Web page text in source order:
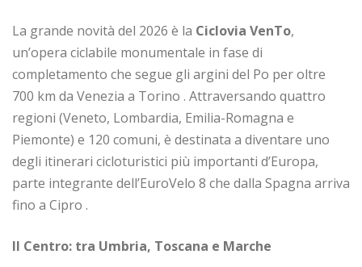
La grande novità del 2026 è la Ciclovia VenTo,
un’opera ciclabile monumentale in fase di
completamento che segue gli argini del Po per oltre
700 km da Venezia a Torino . Attraversando quattro
regioni (Veneto, Lombardia, Emilia-Romagna e
Piemonte) e 120 comuni, è destinata a diventare uno
degli itinerari cicloturistici più importanti d’Europa,
parte integrante dell’EuroVelo 8 che dalla Spagna arriva
fino a Cipro .
Il Centro: tra Umbria, Toscana e Marche